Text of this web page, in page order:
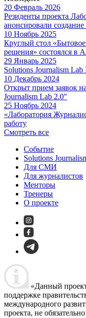
20 Февраль 2026
Резиденты проекта
анонсировали
10 Ноябрь 2025
Круглый стол
решения» состоялся в
29 Январь 2025
Solutions Journalism
10 Декабрь 2024
Открыт прием заявок
Journalism Lab 2.0"
25 Ноябрь 2024
«Лаборатория
работу
Смотреть все
Событие
Solutions
Для СМИ
Для журналистов
Менторы
Тренеры
О проекте
«Данный
поддержке
международного
проекта, не